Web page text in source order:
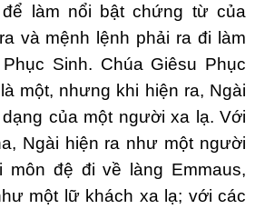
làm nổi bật chứng từ của
và mệnh lệnh phải ra đi làm
Sinh. Chúa Giêsu Phục
một, nhưng khi hiện ra, Ngài
của một người xa lạ. Với
Ngài hiện ra như một người
môn đệ đi về làng Emmaus,
một lữ khách xa lạ; với các